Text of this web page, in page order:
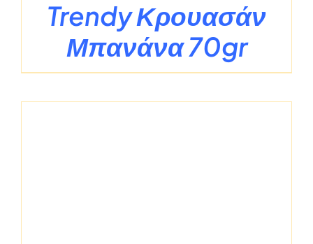
Trendy Κρουασάν
Μπανάνα 70gr